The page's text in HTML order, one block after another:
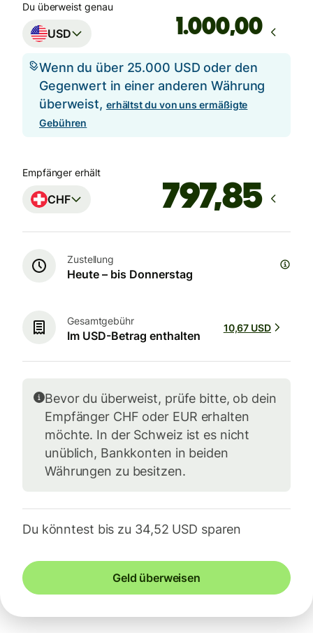
Du überweist genau
USD ,00
Wenn du über 25.000 USD oder den
Gegenwert in einer anderen Währung
überweist, erhältst du von uns ermäßigte
Gebühren
Empfänger erhält
CHF
Zustellung
Heute – bis Donnerstag
Gesamtgebühr
Im USD-Betrag enthalten
10,67 USD
Bevor du überweist, prüfe bitte, ob dein
Empfänger CHF oder EUR erhalten
möchte. In der Schweiz ist es nicht
unüblich, Bankkonten in beiden
Währungen zu besitzen.
Du könntest bis zu 34,52 USD sparen
Geld überweisen